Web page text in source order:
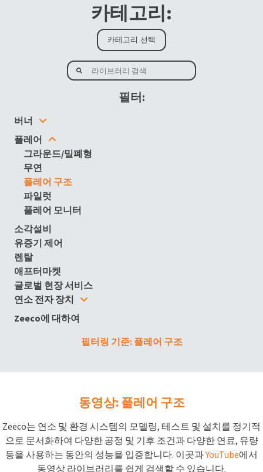
카테고리:
필터:
버너
플레어
그라운드/밀폐형
무연
플레어 구조
파일럿
플레어 모니터
소각설비
유증기 제어
렌탈
애프터마켓
글로벌 현장 서비스
연소 전자 장치
Zeeco에 대하여
필터링 기준: 플레어 구조
동영상: 플레어 구조
Zeeco는 연소 및 환경 시스템의 모델링, 테스트 및 설치를 정기적
으로 문서화하여 다양한 공정 및 기후 조건과 다양한 연료, 유량
등을 사용하는 동안의 성능을 입증합니다. 이곳과YouTube에서
동영상 라이브러리를 쉽게 검색할 수 있습니다.